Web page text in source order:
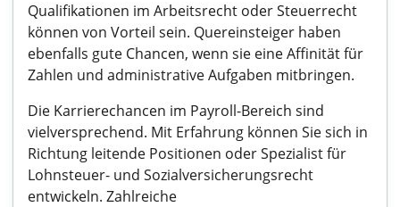
Qualifikationen im Arbeitsrecht oder Steuerrecht
können von Vorteil sein. Quereinsteiger haben
ebenfalls gute Chancen, wenn sie eine Affinität für
Zahlen und administrative Aufgaben mitbringen.
Die Karrierechancen im Payroll-Bereich sind
vielversprechend. Mit Erfahrung können Sie sich in
Richtung leitende Positionen oder Spezialist für
Lohnsteuer- und Sozialversicherungsrecht
entwickeln. Zahlreiche